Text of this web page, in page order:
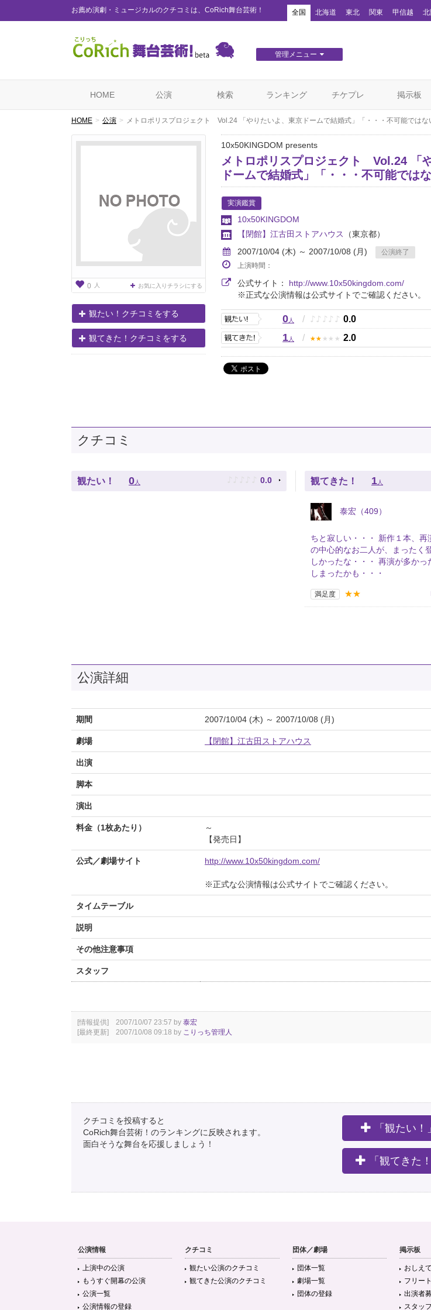
お薦め演劇・ミュージカルのクチコミは、CoRich舞台芸術！ 全国 北海道 東北 関東 甲信越
管理メニュー
HOME 公演 検索 ランキング チケプレ 掲示板
HOME 公演 メトロポリスプロジェクト Vol.24 「やりたいよ、東京ドームで結婚式」「・・・不可能ではな
0 人 お気に入りチラシにする
観たい！クチコミをする
観てきた！クチコミをする
10x50KINGDOM presents
メトロポリスプロジェクト Vol.24 「
ドームで結婚式」「・・・不可能ではな
実演鑑賞
10x50KINGDOM
【閉館】江古田ストアハウス
（東京都）
2007/10/04 (木) ～ 2007/10/08 (月)
公演終了
上演時間：
公式サイト： http://www.10x50kingdom.com/
※正式な公演情報は公式サイトでご確認ください。
0人 / ♪ ♪ ♪ ♪ ♪ 0.0
1人 / ★ ★ ★ ★ ★ 2.0
クチコミ
観たい！ 0 人 ♪ ♪ ♪ ♪ ♪ 0.0 観てきた！ 1 人
泰宏（409）
ちと寂しい・・・ 新作１本、
の中心的なお二人が、まったく
しかったな・・・ 再演が多か
しまったかも・・・
満足度 ★★
公演詳細
期間 2007/10/04 (木) ～ 2007/10/08 (月)
劇場 【閉館】江古田ストアハウス
出演
脚本
演出
料金（1枚あたり）
～
【発売日】
公式／劇場サイト http://www.10x50kingdom.com/
※正式な公演情報は公式サイトでご確認ください。
タイムテーブル
説明
その他注意事項
スタッフ
[情報提供] 2007/10/07 23:57 by 泰宏
[最終更新] 2007/10/08 09:18 by こりっち管理人
クチコミを投稿すると
CoRich舞台芸術！のランキングに反映されます。
面白そうな舞台を応援しましょう！
「観たい
「観てきた
公演情報
上演中の公演
もうすぐ開幕の公演
公演一覧
公演情報の登録
クチコミ
観たい公演のクチコミ
観てきた公演のクチコミ
団体／劇場
団体一覧
劇場一覧
団体の登録
掲示板
おしえ
フリー
出演者
スタッ